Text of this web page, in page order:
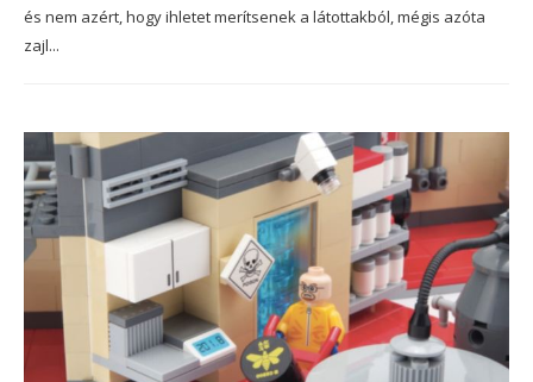
és nem azért, hogy ihletet merítsenek a látottakból, mégis azóta
zajl...